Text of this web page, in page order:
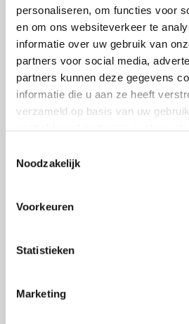
personaliseren, om functies voor
en om ons websiteverkeer te
informatie over uw gebruik van
partners voor social media,
partners kunnen deze gegevens
informatie die u aan ze heeft
verzameld op basis van uw
Noodzakelijk
Voorkeuren
Statistieken
Marketing